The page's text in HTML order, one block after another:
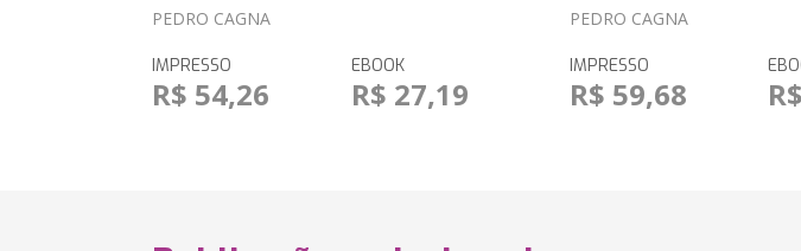
PEDRO CAGNA
IMPRESSO
R$ 54,26
EBOOK
R$ 27,19
PEDRO CAGNA
IMPRESSO
R$ 59,68